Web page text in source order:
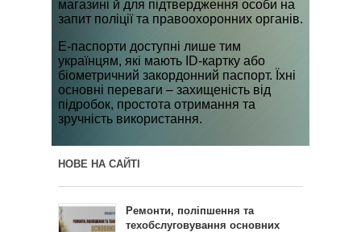
магазині й для підтвердження особи на
запит поліції та правоохоронних органів.
Е-паспорти доступні лише тим
українцям, які мають ID-картку або
біометричний закордонний паспорт. Їхні
основні переваги – захищеність від
підробок, простота отримання та
зручність використання.
НОВЕ НА САЙТІ
Ремонти, поліпшення та
техобслуговування основних